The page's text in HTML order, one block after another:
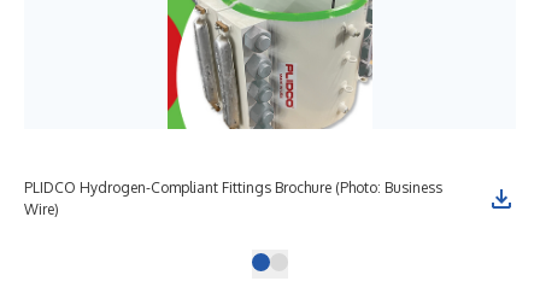
PLIDCO Hydrogen-Compliant Fittings Brochure (Photo: Business
Wire)